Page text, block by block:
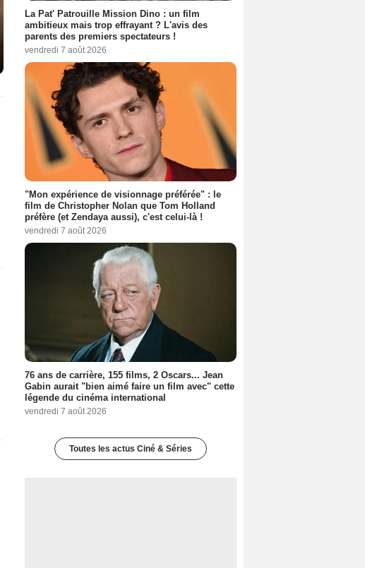
La Pat' Patrouille Mission Dino : un film
ambitieux mais trop effrayant ? L'avis des
parents des premiers spectateurs !
vendredi 7 août 2026
"Mon expérience de visionnage préférée" : le
film de Christopher Nolan que Tom Holland
préfère (et Zendaya aussi), c'est celui-là !
vendredi 7 août 2026
76 ans de carrière, 155 films, 2 Oscars... Jean
Gabin aurait "bien aimé faire un film avec" cette
légende du cinéma international
vendredi 7 août 2026
Toutes les actus Ciné & Séries